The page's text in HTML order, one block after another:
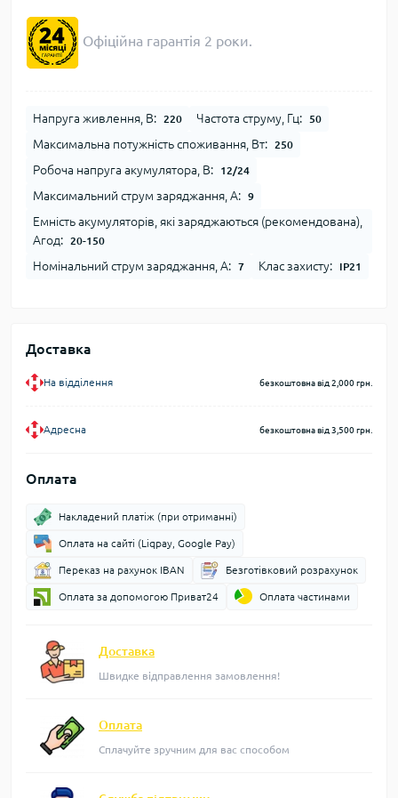
Офіційна гарантія 2 роки.
Напруга живлення, В: 220 Частота струму, Гц: 50
Максимальна потужнiсть споживання, Вт: 250
Робоча напруга акумулятора, В: 12/24
Максимальний струм заряджання, А: 9
Емнiсть акумуляторiв, якi заряджаються (рекомендована),
Агод:
20-150
Номiнальний струм заряджання, А: 7 Клас захисту: IP21
Доставка
На відділення безкоштовна від 2,000 грн.
Адресна безкоштовна від 3,500 грн.
Оплата
Накладений платіж (при отриманні)
Оплата на сайті (Liqpay, Google Pay)
Переказ на рахунок IBAN Безготівковий розрахунок
Оплата за допомогою Приват24 Оплата частинами
Доставка
Швидке відправлення замовлення!
Оплата
Сплачуйте зручним для вас способом